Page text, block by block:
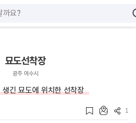
묘도선착장
광주 여수시
생긴 묘도에 위치한 선착장
1